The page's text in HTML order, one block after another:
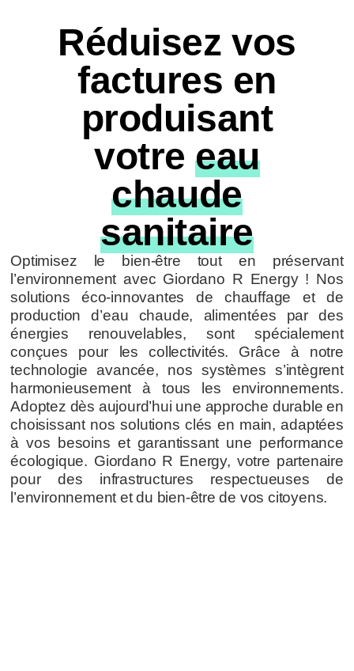
Réduisez vos
factures en
produisant
votreeau
chaude
sanitaire
Optimisez le bien-être tout en préservant
l’environnement avec Giordano R Energy ! Nos
solutions éco-innovantes de chauffage et de
production d’eau chaude, alimentées par des
énergies renouvelables, sont spécialement
conçues pour les collectivités. Grâce à notre
technologie avancée, nos systèmes s’intègrent
harmonieusement à tous les environnements.
Adoptez dès aujourd’hui une approche durable en
choisissant nos solutions clés en main, adaptées
à vos besoins et garantissant une performance
écologique. Giordano R Energy, votre partenaire
pour des infrastructures respectueuses de
l’environnement et du bien-être de vos citoyens.